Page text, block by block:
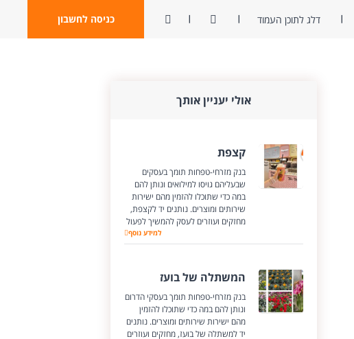
ניגודיות כניסה לחשבוןפתח חיפוש דלג לתוכן העמוד
אולי יעניין אותך
קצפת
בנק מזרחי-טפחות תומך בעסקים
שבעליהם גויסו למילואים ונותן להם
במה כדי שתוכלו להזמין מהם ישירות
שירותים ומוצרים. נותנים יד לקצפת,
מחזקים ועוזרים לעסק להמשיך לפעול
למידע נוסף
המשתלה של בועז
בנק מזרחי-טפחות תומך בעסקי הדרום
ונותן להם במה כדי שתוכלו להזמין
מהם ישירות שירותים ומוצרים. נותנים
יד למשתלה של בועז, מחזקים ועוזרים